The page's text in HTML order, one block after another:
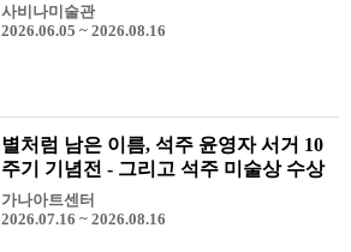
사비나미술관
2026.06.05 ~ 2026.08.16
별처럼 남은 이름, 석주 윤영자 서거 10
주기 기념전 - 그리고 석주 미술상 수상
작가전
가나아트센터
2026.07.16 ~ 2026.08.16